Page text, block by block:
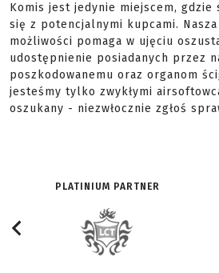
Komis jest jedynie miejscem, gdzie
się z potencjalnymi kupcami. Nasza
możliwości pomaga w ujęciu
udostępnienie posiadanych przez
poszkodowanemu oraz organom
jesteśmy tylko zwykłymi
oszukany - niezwłocznie zgłoś
PLATINIUM PARTNER